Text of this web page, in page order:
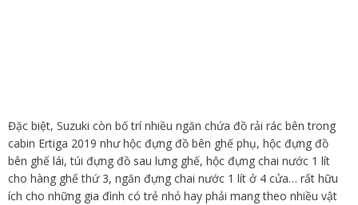
Đặc biệt, Suzuki còn bố trí nhiều ngăn chứa đồ rải rác bên trong
cabin Ertiga 2019 như hộc đựng đồ bên ghế phụ, hộc đựng đồ
bên ghế lái, túi đựng đồ sau lưng ghế, hộc đựng chai nước 1 lít
cho hàng ghế thứ 3, ngăn đựng chai nước 1 lít ở 4 cửa… rất hữu
ích cho những gia đình có trẻ nhỏ hay phải mang theo nhiều vật